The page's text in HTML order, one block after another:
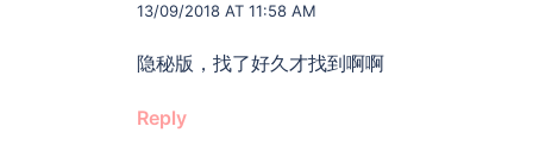
13/09/2018 AT 11:58 AM
隐秘版，找了好久才找到啊啊
Reply